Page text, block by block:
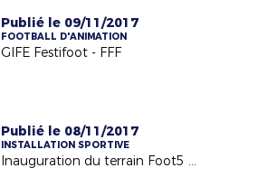
Publié le 09/11/2017
FOOTBALL D'ANIMATION
GIFE Festifoot - FFF
Publié le 08/11/2017
INSTALLATION SPORTIVE
Inauguration du terrain Foot5 à Barbechat - US Loire et Divatte - 04/11/17